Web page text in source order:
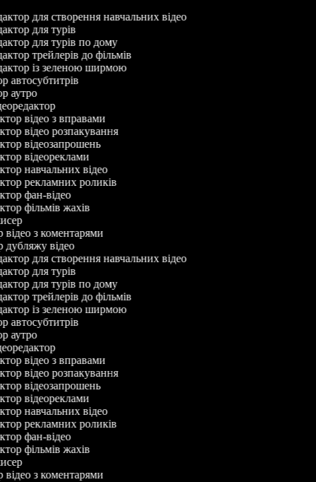
для створення навчальних відео
для турів
для турів по дому
трейлерів до фільмів
із зеленою ширмою
автосубтитрів
аутро
відео з вправами
відео розпакування
відеозапрошень
відеореклами
навчальних відео
рекламних роликів
фан-відео
фільмів жахів
відео з коментарями
дубляжу відео
для створення навчальних відео
для турів
для турів по дому
трейлерів до фільмів
із зеленою ширмою
автосубтитрів
аутро
відео з вправами
відео розпакування
відеозапрошень
відеореклами
навчальних відео
рекламних роликів
фан-відео
фільмів жахів
відео з коментарями